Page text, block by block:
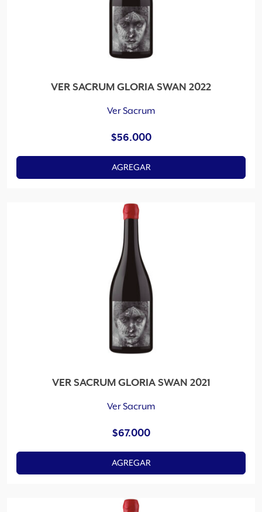
VER SACRUM GLORIA SWAN 2022
Ver Sacrum
$56.000
AGREGAR
VER SACRUM GLORIA SWAN 2021
Ver Sacrum
$67.000
AGREGAR